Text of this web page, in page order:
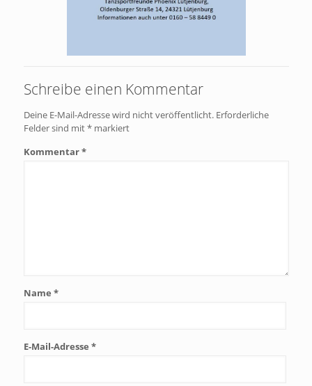
Schreibe einen Kommentar
Deine E-Mail-Adresse wird nicht veröffentlicht. Erforderliche
Felder sind mit*markiert
Kommentar*
Name *
E-Mail-Adresse *